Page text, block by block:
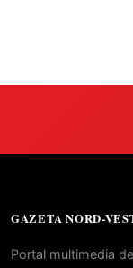
GAZETA NORD-
Portal multimedia